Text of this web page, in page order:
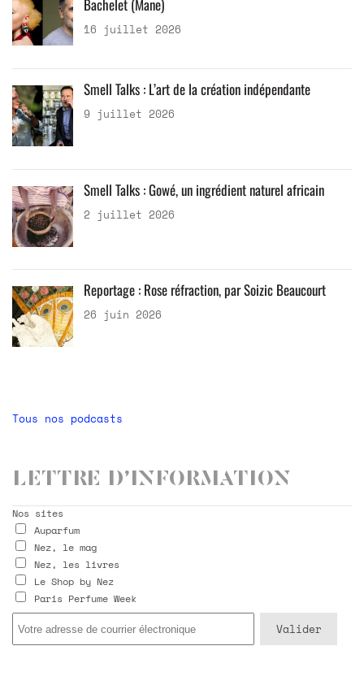
Bachelet (Mane)
16 juillet 2026
Smell Talks : L’art de la création indépendante
9 juillet 2026
Smell Talks : Gowé, un ingrédient naturel africain
2 juillet 2026
Reportage : Rose réfraction, par Soizic Beaucourt
26 juin 2026
Tous nos podcasts
Lettre d’information
Nos sites
Auparfum
Nez, le mag
Nez, les livres
Le Shop by Nez
Paris Perfume Week